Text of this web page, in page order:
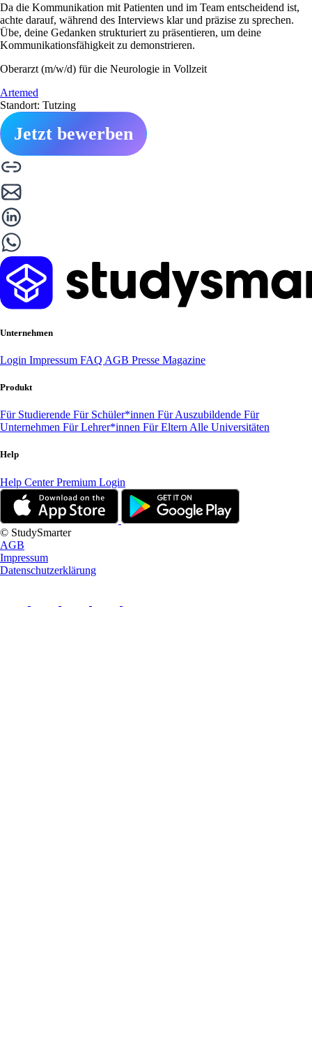
Da die Kommunikation mit Patienten und im Team entscheidend ist,
achte darauf, während des Interviews klar und präzise zu sprechen.
Übe, deine Gedanken strukturiert zu präsentieren, um deine
Kommunikationsfähigkeit zu demonstrieren.
Oberarzt (m/w/d) für die Neurologie in Vollzeit
Artemed
Standort: Tutzing
Jetzt bewerben
Unternehmen
Login Impressum FAQ AGB Presse Magazine
Produkt
Für Studierende Für Schüler*innen Für Auszubildende Für
Unternehmen Für Lehrer*innen Für Eltern Alle Universitäten
Help
Help CenterPremium Login
© StudySmarter
AGB
Impressum
Datenschutzerklärung